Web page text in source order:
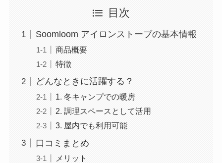
目次
Soomloom アイロンストーブの基本情報
商品概要
特徴
どんなときに活躍する？
1. 冬キャンプでの暖房
2. 調理スペースとして活用
3. 屋内でも利用可能
口コミまとめ
メリット